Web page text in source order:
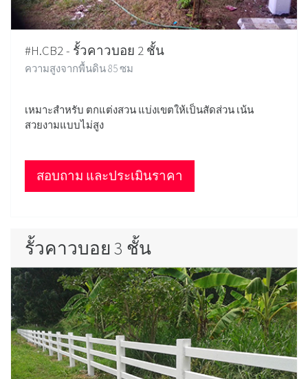
#H.CB2 - รั้วคาวบอย 2 ชั้น
ความสูงจากพื้นดิน 85 ซม
เหมาะสำหรับ ตกแต่งสวน แบ่งเขตให้เป็นสัดส่วน เน้น
สวยงามแบบไม่สูง
สอบถาม และประเมินราคา
รั้วคาวบอย 3 ชั้น